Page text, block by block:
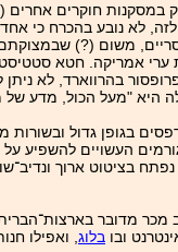
חוקרים אחרים
לא נובע בהכרח
משום (?)
אמריקה. חטא
בהרווארד, לא
היא "מעל הכול, מדע
בגופן גדול
העשויים להשפיע
בציטוט ארוך
ובו בלוג , ואפילו